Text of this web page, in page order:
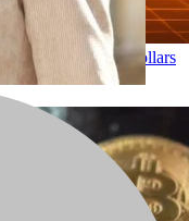
: les 120 000 dollars